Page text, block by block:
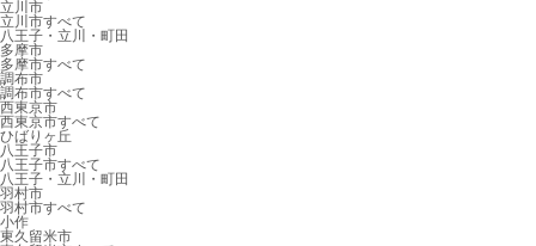
立川市
立川市すべて
八王子・立川・町田
多摩市
多摩市すべて
調布市
調布市すべて
西東京市
西東京市すべて
ひばりヶ丘
八王子市
八王子市すべて
八王子・立川・町田
羽村市
羽村市すべて
小作
東久留米市